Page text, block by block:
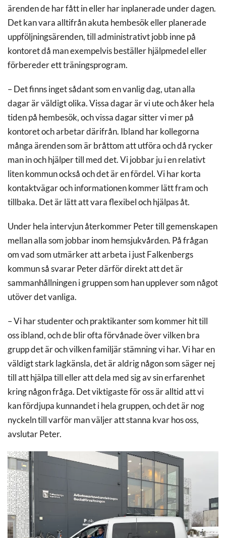
ärenden de har fått in eller har inplanerade under dagen.
Det kan vara alltifrån akuta hembesök eller planerade
uppföljningsärenden, till administrativt jobb inne på
kontoret då man exempelvis beställer hjälpmedel eller
förbereder ett träningsprogram.
– Det finns inget sådant som en vanlig dag, utan alla
dagar är väldigt olika. Vissa dagar är vi ute och åker hela
tiden på hembesök, och vissa dagar sitter vi mer på
kontoret och arbetar därifrån. Ibland har kollegorna
många ärenden som är bråttom att utföra och då rycker
man in och hjälper till med det. Vi jobbar ju i en relativt
liten kommun också och det är en fördel. Vi har korta
kontaktvägar och informationen kommer lätt fram och
tillbaka. Det är lätt att vara flexibel och hjälpas åt.
Under hela intervjun återkommer Peter till gemenskapen
mellan alla som jobbar inom hemsjukvården. På frågan
om vad som utmärker att arbeta i just Falkenbergs
kommun så svarar Peter därför direkt att det är
sammanhållningen i gruppen som han upplever som något
utöver det vanliga.
– Vi har studenter och praktikanter som kommer hit till
oss ibland, och de blir ofta förvånade över vilken bra
grupp det är och vilken familjär stämning vi har. Vi har en
väldigt stark lagkänsla, det är aldrig någon som säger nej
till att hjälpa till eller att dela med sig av sin erfarenhet
kring någon fråga. Det viktigaste för oss är alltid att vi
kan fördjupa kunnandet i hela gruppen, och det är nog
nyckeln till varför man väljer att stanna kvar hos oss,
avslutar Peter.